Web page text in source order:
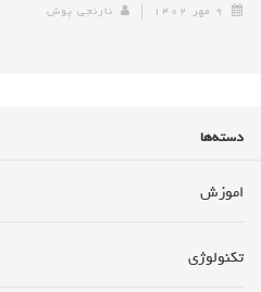
۹ مهر ۱۴۰۲ نارنجی پوش
دسته‌ها
اموزش
تکنولوژی